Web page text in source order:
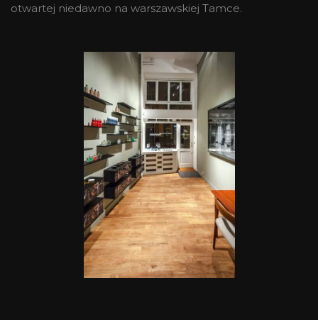
otwartej niedawno na warszawskiej Tamce.